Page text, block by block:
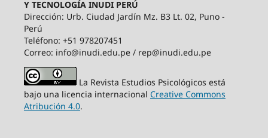
Y TECNOLOGÍA INUDI PERÚ
Dirección: Urb. Ciudad Jardín Mz. B3 Lt. 02, Puno -
Perú
Teléfono: +51 978207451
Correo: info@inudi.edu.pe / rep@inudi.edu.pe
La Revista Estudios Psicológicos está
bajo una licencia internacional Creative Commons
Atribución 4.0.